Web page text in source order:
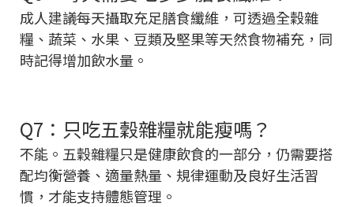
成人建議每天攝取充足膳食纖維，可透過全穀雜
糧、蔬菜、水果、豆類及堅果等天然食物補充，同
時記得增加飲水量。
Q7：只吃五穀雜糧就能瘦嗎？
不能。五穀雜糧只是健康飲食的一部分，仍需要搭
配均衡營養、適量熱量、規律運動及良好生活習
慣，才能支持體態管理。